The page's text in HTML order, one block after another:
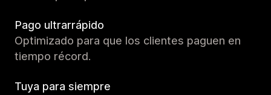
Pago ultrarrápido
Optimizado para que los clientes paguen en
tiempo récord.
Tuya para siempre